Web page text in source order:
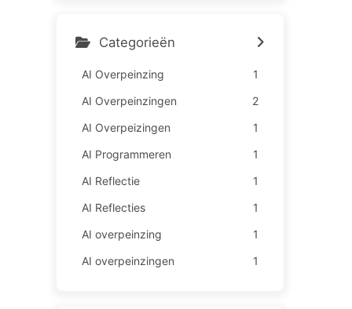
Categorieën
AI Overpeinzing
1
AI Overpeinzingen
2
AI Overpeizingen
1
AI Programmeren
1
AI Reflectie
1
AI Reflecties
1
AI overpeinzing
1
AI overpeinzingen
1